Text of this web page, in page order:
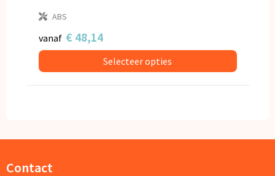
ABS
vanaf € 48,14
Selecteer opties
Contact